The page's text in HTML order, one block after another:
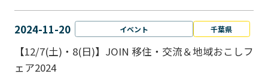
2024-11-20 イベント 千葉県
【12/7(土)・8(日)】JOIN 移住・交流＆地域おこしフ
ェア2024